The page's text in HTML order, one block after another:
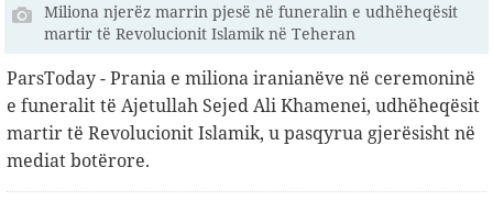
Miliona njerëz marrin pjesë në funeralin e udhëheqësit
martir të Revolucionit Islamik në Teheran
ParsToday - Prania e miliona iranianëve në ceremoninë
e funeralit të Ajetullah Sejed Ali Khamenei, udhëheqësit
martir të Revolucionit Islamik, u pasqyrua gjerësisht në
mediat botërore.